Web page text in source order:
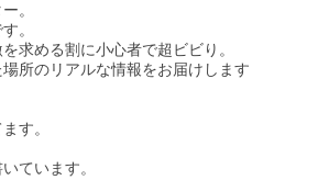
。
。
求める割に小心者で超ビビり。
所のリアルな情報をお届けします
す。
ています。